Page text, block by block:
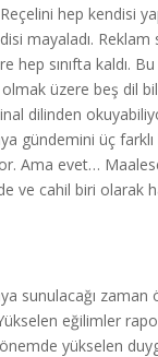
hep kendisi
mayaladı. Reklam
hep sınıfta kaldı.
üzere beş dil
dilinden
gündemini üç
Ama evet…
ve cahil biri olarak
sunulacağı zaman
eğilimler
yükselen